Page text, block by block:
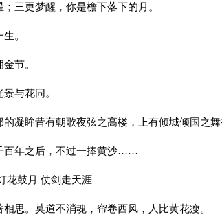
三更梦醒，你是檐下落下的月。
。
节。
与花同。
凝眸昔有朝歌夜弦之高楼，上有倾城倾国之舞
百年之后，不过一捧黄沙……
花鼓月 仗剑走天涯
思。莫道不消魂，帘卷西风，人比黄花瘦。